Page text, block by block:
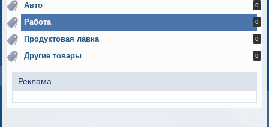
Авто 0
Работа 0
Продуктовая лавка 0
Другие товары 0
Реклама